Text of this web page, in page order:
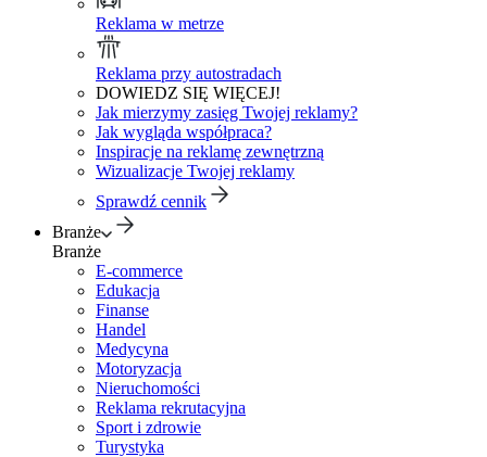
Reklama w metrze
Reklama przy autostradach
DOWIEDZ SIĘ WIĘCEJ!
Jak mierzymy zasięg Twojej reklamy?
Jak wygląda współpraca?
Inspiracje na reklamę zewnętrzną
Wizualizacje Twojej reklamy
Sprawdź cennik
Branże
Branże
E-commerce
Edukacja
Finanse
Handel
Medycyna
Motoryzacja
Nieruchomości
Reklama rekrutacyjna
Sport i zdrowie
Turystyka